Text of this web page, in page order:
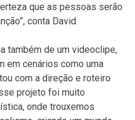
que as pessoas serão
conta David.
também de um videoclipe,
em cenários como uma
com a direção e roteiro
projeto foi muito
onde trouxemos